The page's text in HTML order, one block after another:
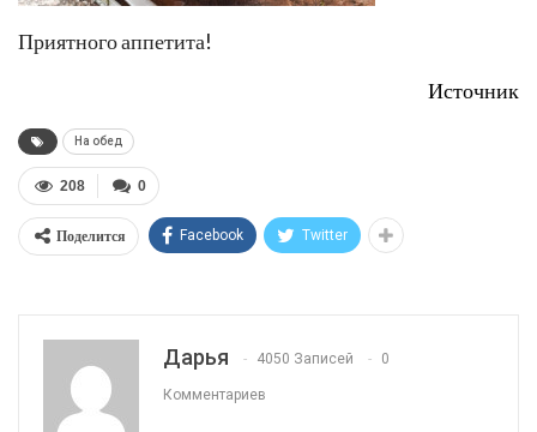
Приятного аппетита!
Источник
На обед
0
208
Поделится Facebook Twitter
Дарья 4050 Записей 0
Комментариев